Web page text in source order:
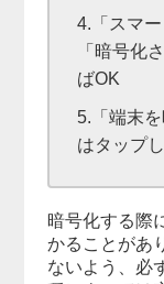
4.「スマ
「暗号化
ばOK
5.「端末
はタップ
暗号化する際
かることがあ
ないよう、必